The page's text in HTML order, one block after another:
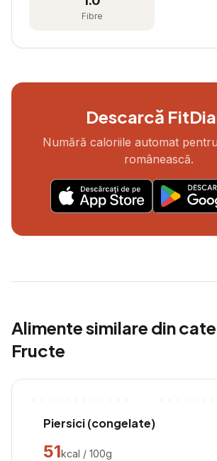
Fibre
Descarcă
Numără caloriile automat
românească.
Alimente similare din
Fructe
Piersici (congelate)
51kcal / 100g